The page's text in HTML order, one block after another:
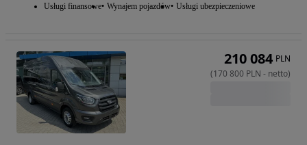
Usługi finansowe Wynajem pojazdów Usługi ubezpieczeniowe
210 084 PLN
(170 800 PLN - netto)